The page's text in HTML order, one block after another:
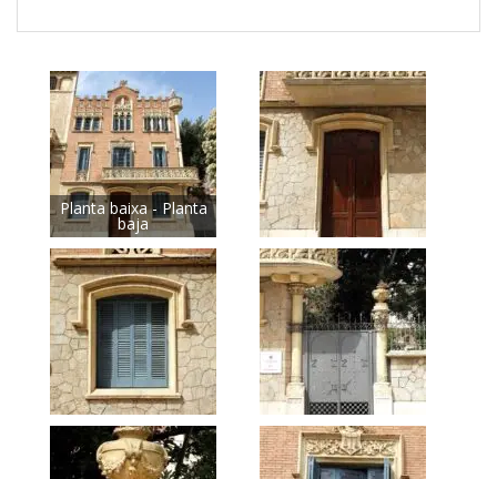
Planta baixa - Planta
baja